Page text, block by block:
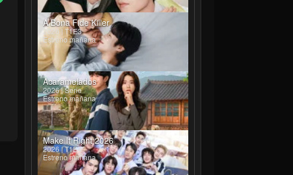
Narupornkamol Chaisang Vorarit Fuangarome
Worapol
A Bona Fide Killer
2026 | T1E3
Estreno mañana
Acaramelados
2026 | Serie
Estreno mañana
Make It Right 2026
2026 | T1E4
Estreno mañana